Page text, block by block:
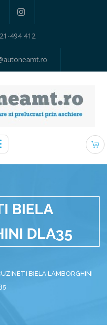
494 412
BIELA
DLA35
BIELA LAMBORGHINI